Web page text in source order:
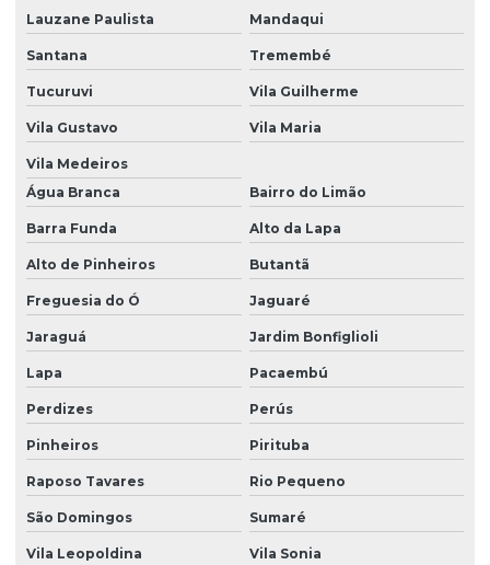
Lauzane Paulista Mandaqui
Santana Tremembé
Tucuruvi Vila Guilherme
Vila Gustavo Vila Maria
Vila Medeiros
Água Branca
Bairro do Limão
Barra Funda Alto da Lapa
Alto de Pinheiros Butantã
Freguesia do Ó Jaguaré
Jaraguá Jardim Bonfiglioli
Lapa Pacaembú
Perdizes Perús
Pinheiros Pirituba
Raposo Tavares Rio Pequeno
São Domingos Sumaré
Vila Leopoldina Vila Sonia